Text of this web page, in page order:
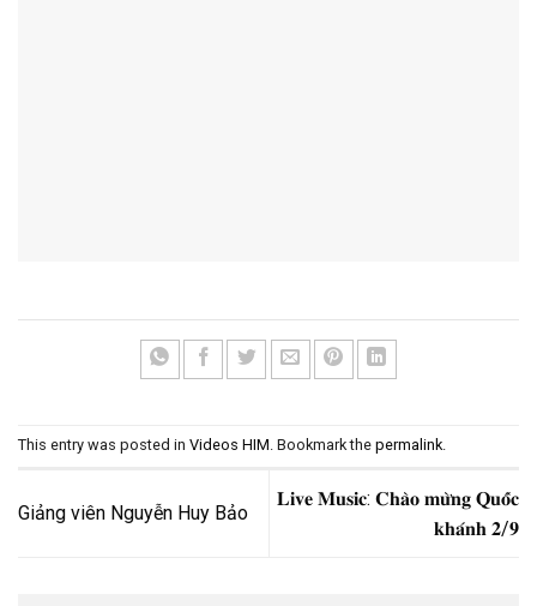
This entry was posted in Videos HIM . Bookmark the permalink
Giảng viên Nguyễn Huy Bảo
𝐋𝐢𝐯𝐞 𝐌𝐮𝐬𝐢𝐜: 𝐂𝐡𝐚̀𝐨 𝐦𝐮̛̀𝐧𝐠 𝐐𝐮𝐨̂́𝐜
𝐤𝐡𝐚́𝐧𝐡 𝟐/𝟗